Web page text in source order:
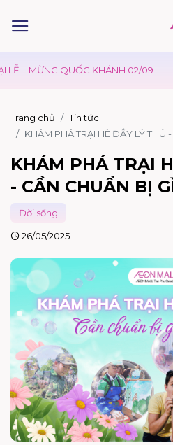
QUỐC KHÁNH 02/09 ƯU ĐÃI
Trang chủ
Tin tức
KHÁM PHÁ TRẠI HÈ ĐẦY LÝ THÚ
KHÁM PHÁ TRẠI
- CẦN CHUẨN BỊ
Đời sống
26/05/2025